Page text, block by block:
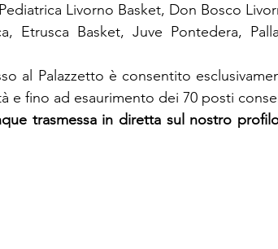
Livorno Basket, Don Bosco
Etrusca Basket, Juve Pontedera,
al Palazzetto è consentito
e fino ad esaurimento dei 70 posti
trasmessa in diretta sul nostro